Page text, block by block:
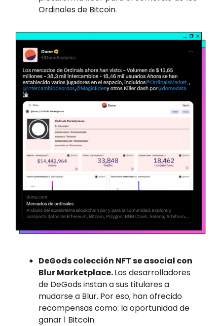
Ordinales de Bitcoin.
DeGods colección NFT se asocial con
Blur Marketplace.Los desarrolladores
de DeGods instan a sus titulares a
mudarse a Blur. Por eso, han ofrecido
recompensas como: la oportunidad de
ganar 1 Bitcoin.